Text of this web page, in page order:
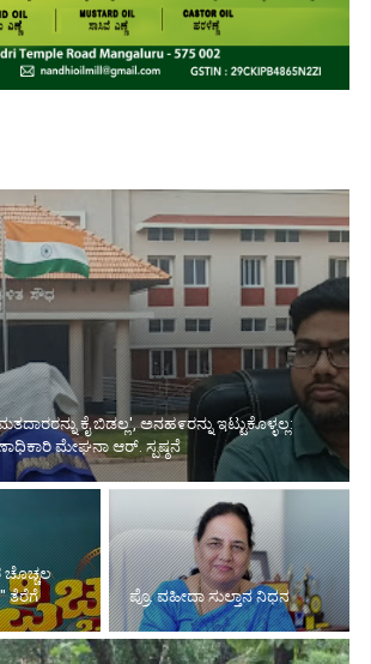
ಕೈ ಬಿಡಲ್ಲ', ಅನಹ೯ರನ್ನು ಇಟ್ಟುಕೊಳ್ಳಲ್ಲ:
ಮೇಘನಾ ಆರ್. ಸ್ಪಷ್ಠನೆ
ತೆರೆಗೆ
ಪ್ರೊ. ವಹೀದಾ ಸುಲ್ತಾನ ನಿಧನ